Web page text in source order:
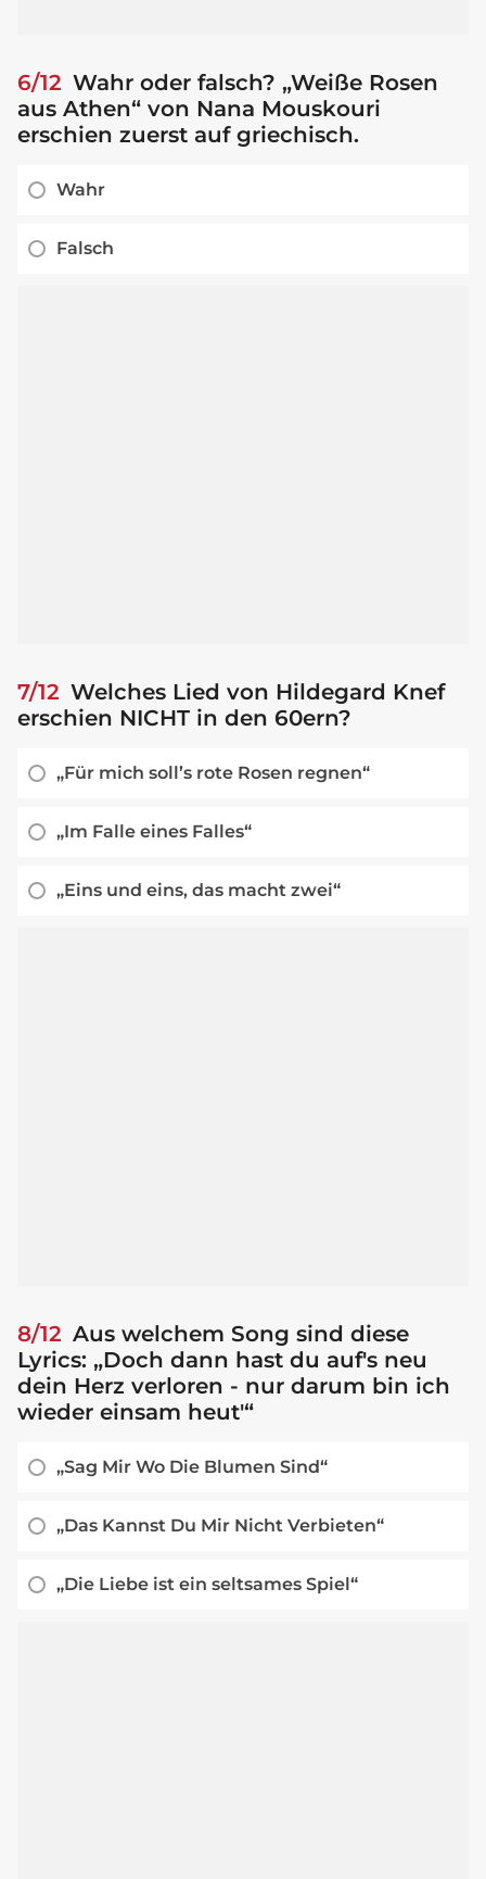
6/12 Wahr oder falsch? „Weiße Rosen
aus Athen“ von Nana Mouskouri
erschien zuerst auf griechisch.
Wahr
Falsch
7/12 Welches Lied von Hildegard Knef
erschien NICHT in den 60ern?
„Für mich soll’s rote Rosen regnen“
„Im Falle eines Falles“
„Eins und eins, das macht zwei“
8/12 Aus welchem Song sind diese
Lyrics: „Doch dann hast du auf's neu
dein Herz verloren - nur darum bin ich
wieder einsam heut'“
„Sag Mir Wo Die Blumen Sind“
„Das Kannst Du Mir Nicht Verbieten“
„Die Liebe ist ein seltsames Spiel“